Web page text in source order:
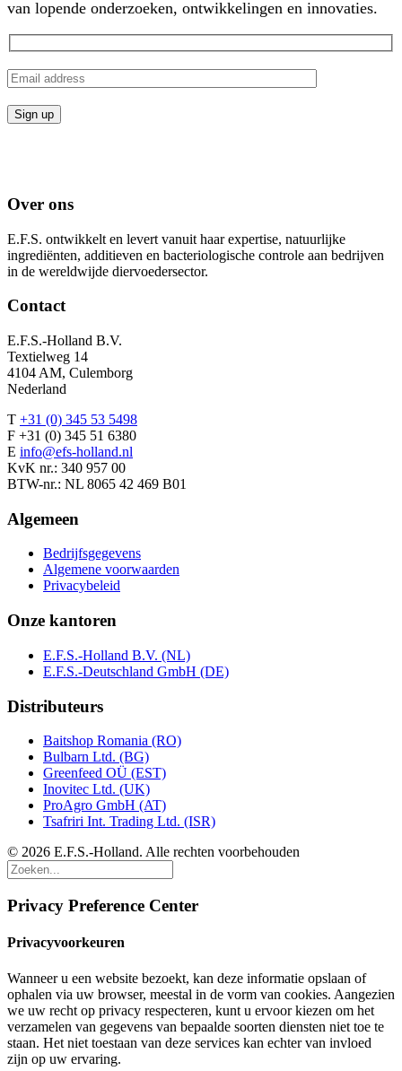
van lopende onderzoeken, ontwikkelingen en innovaties.
Over ons
E.F.S. ontwikkelt en levert vanuit haar expertise, natuurlijke
ingrediënten, additieven en bacteriologische controle aan bedrijven
in de wereldwijde diervoedersector.
Contact
E.F.S.-Holland B.V.
Textielweg 14
4104 AM, Culemborg
Nederland
T +31 (0) 345 53 5498
F +31 (0) 345 51 6380
E info@efs-holland.nl
KvK nr.: 340 957 00
BTW-nr.: NL 8065 42 469 B01
Algemeen
Bedrijfsgegevens
Algemene voorwaarden
Privacybeleid
Onze kantoren
E.F.S.-Holland B.V. (NL)
E.F.S.-Deutschland GmbH (DE)
Distributeurs
Baitshop Romania (RO)
Bulbarn Ltd. (BG)
Greenfeed OÜ (EST)
Inovitec Ltd. (UK)
ProAgro GmbH (AT)
Tsafriri Int. Trading Ltd. (ISR)
© 2026 E.F.S.-Holland. Alle rechten voorbehouden
Privacy Preference Center
Privacyvoorkeuren
Wanneer u een website bezoekt, kan deze informatie opslaan of
ophalen via uw browser, meestal in de vorm van cookies. Aangezien
we uw recht op privacy respecteren, kunt u ervoor kiezen om het
verzamelen van gegevens van bepaalde soorten diensten niet toe te
staan. Het niet toestaan van deze services kan echter van invloed
zijn op uw ervaring.